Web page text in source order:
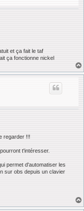
et ça fait le taf
ça fonctionne nickel
regarder !!!
t'intéresser.
permet d'automatiser les
sur obs depuis un clavier